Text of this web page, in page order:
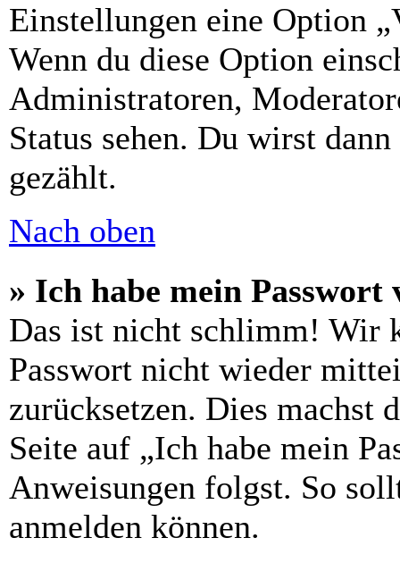
Einstellungen eine Option
Wenn du diese Option
Administratoren,
Status sehen. Du wirst
gezählt.
Nach oben
» Ich habe mein Passwort
Das ist nicht schlimm! Wir
Passwort nicht wieder
zurücksetzen. Dies machst
Seite auf „Ich habe mein
Anweisungen folgst. So
anmelden können.